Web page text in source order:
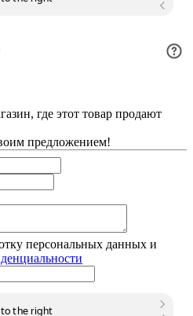
где этот товар продают
предложением!
персональных данных и